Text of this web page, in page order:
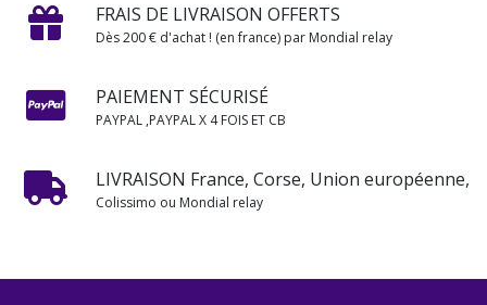
FRAIS DE LIVRAISON OFFERTS
Dès 200 € d'achat ! (en france) par Mondial relay
PAIEMENT SÉCURISÉ
PAYPAL ,PAYPAL X 4 FOIS ET CB
LIVRAISON France, Corse, Union européenne,
Colissimo ou Mondial relay